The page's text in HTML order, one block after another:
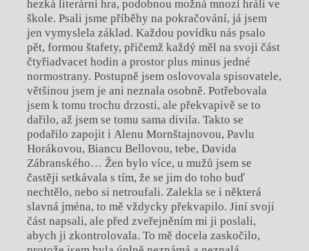
hezká literární hra, podobnou možná mnozí hráli ve
škole. Psali jsme příběhy na pokračování, já jsem
jen vymyslela základ. Každou povídku nás psalo
pět, formou štafety, přičemž každý měl na svoji část
čtyřiadvacet hodin a prostor plus minus jedné
normostrany. Postupně jsem oslovovala spisovatele,
většinou jsem je ani neznala osobně. Potřebovala
jsem k tomu trochu drzosti, ale překvapivě se to
dařilo, až jsem se tomu sama divila. Takto se
podařilo zapojit i Alenu Mornštajnovou, Pavlu
Horákovou, Biancu Bellovou, tebe, Davida
Zábranského… Žen bylo více, u mužů jsem se
častěji setkávala s tím, že se jim do toho buď
nechtělo, nebo si netroufali. Zalekla se i některá
slavná jména, to mě vždycky překvapilo. Jiní svoji
část napsali, ale před zveřejněním mi ji poslali,
abych ji zkontrolovala. To mě docela zaskočilo,